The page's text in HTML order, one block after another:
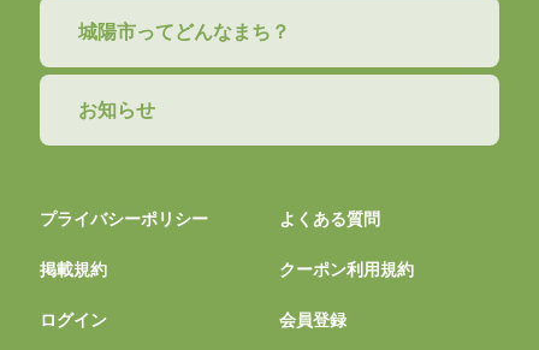
城陽市ってどんなまち？
お知らせ
プライバシーポリシー よくある質問
掲載規約 クーポン利用規約
ログイン 会員登録